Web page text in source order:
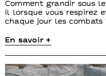
Comment grandir sous
il lorsque vous respirez
chaque jour les combats
En savoir +